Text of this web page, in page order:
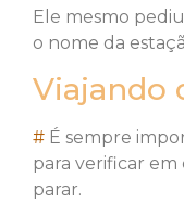
Ele mesmo
o nome da
Viajando
# É sempre
para verificar em
parar.